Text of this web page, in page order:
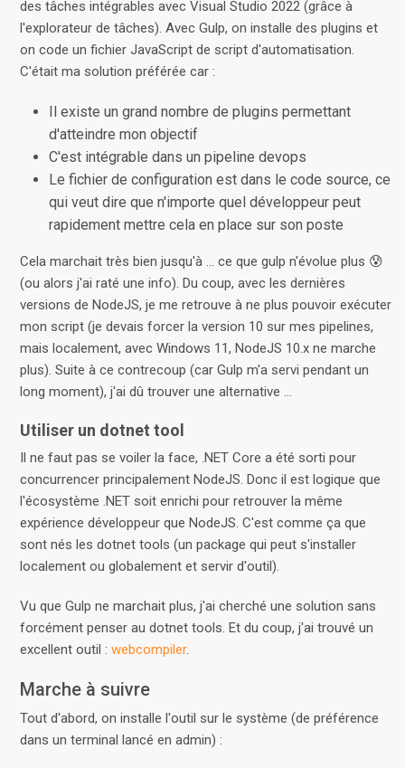
des tâches intégrables avec Visual Studio 2022 (grâce à
l'explorateur de tâches). Avec Gulp, on installe des plugins et
on code un fichier JavaScript de script d'automatisation.
C'était ma solution préférée car :
Il existe un grand nombre de plugins permettant
d'atteindre mon objectif
C'est intégrable dans un pipeline devops
Le fichier de configuration est dans le code source, ce
qui veut dire que n'importe quel développeur peut
rapidement mettre cela en place sur son poste
Cela marchait très bien jusqu'à ... ce que gulp n'évolue plus 😰
(ou alors j'ai raté une info). Du coup, avec les dernières
versions de NodeJS, je me retrouve à ne plus pouvoir exécuter
mon script (je devais forcer la version 10 sur mes pipelines,
mais localement, avec Windows 11, NodeJS 10.x ne marche
plus). Suite à ce contrecoup (car Gulp m'a servi pendant un
long moment), j'ai dû trouver une alternative ...
Utiliser un dotnet tool
Il ne faut pas se voiler la face, .NET Core a été sorti pour
concurrencer principalement NodeJS. Donc il est logique que
l'écosystème .NET soit enrichi pour retrouver la même
expérience développeur que NodeJS. C'est comme ça que
sont nés les dotnet tools (un package qui peut s'installer
localement ou globalement et servir d'outil).
Vu que Gulp ne marchait plus, j'ai cherché une solution sans
forcément penser au dotnet tools. Et du coup, j'ai trouvé un
excellent outil : webcompiler.
Marche à suivre
Tout d'abord, on installe l'outil sur le système (de préférence
dans un terminal lancé en admin) :